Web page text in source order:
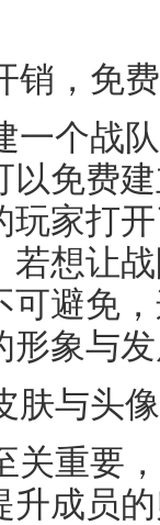
销，免
一个战
以免费
玩家打
若想让
可避免
形象与
肤与头
关重要
升成员